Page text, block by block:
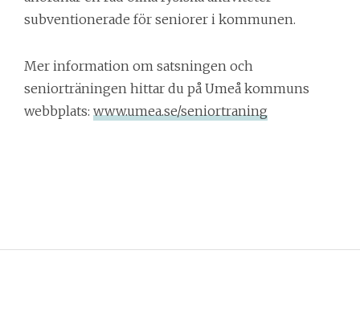
subventionerade för seniorer i kommunen.
Mer information om satsningen och
seniorträningen hittar du på Umeå kommuns
webbplats: www.umea.se/seniortraning